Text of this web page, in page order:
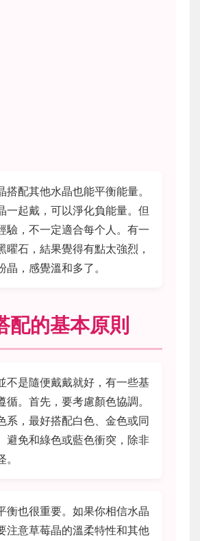
搭配其他水晶也能平衡能量。
一起戴，可以淨化負能量。但
驗，不一定適合每个人。有一
曜石，結果覺得有點太強烈，
晶，感覺溫和多了。
配的基本原則
不是隨便戴戴就好，有一些基
循。首先，要考慮顏色協調。
系，最好搭配白色、金色或同
避免和綠色或藍色衝突，除非
衡也很重要。如果你相信水晶
注意草莓晶的溫柔特性和其他